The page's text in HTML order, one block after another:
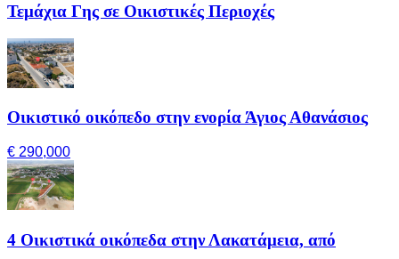
Τεμάχια Γης σε Οικιστικές Περιοχές
Οικιστικό οικόπεδο στην ενορία Άγιος Αθανάσιος
€ 290,000
4 Οικιστικά οικόπεδα στην Λακατάμεια, από